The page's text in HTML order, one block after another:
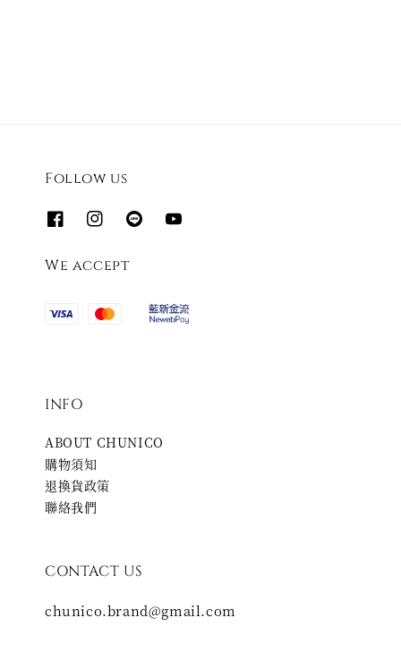
Follow us
We accept
INFO
ABOUT CHUNICO
購物須知
退換貨政策
聯絡我們
CONTACT US
chunico.brand@gmail.com